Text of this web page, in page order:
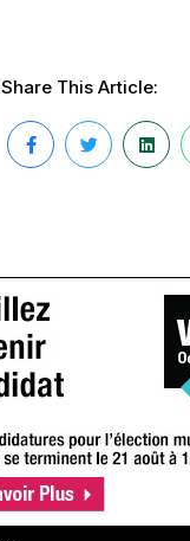
Share This Article: